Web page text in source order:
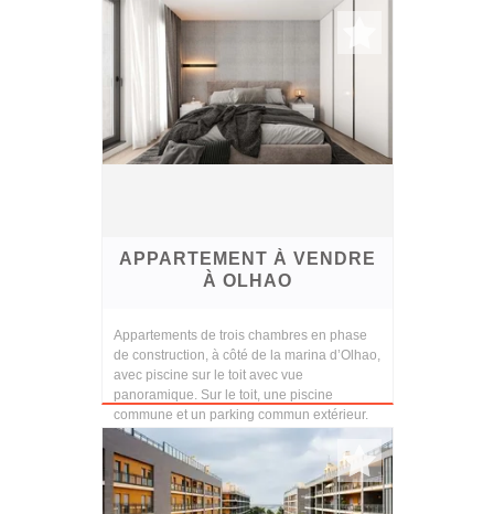
APPARTEMENT À VENDRE
À OLHAO
Appartements de trois chambres en phase
de construction, à côté de la marina d’Olhao,
avec piscine sur le toit avec vue
panoramique. Sur le toit, une piscine
commune et un parking commun extérieur.
Finitions et cons...